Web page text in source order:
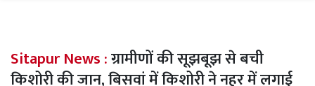
Sitapur News :ग्रामीणों की सूझबूझ से बची
किशोरी की जान, बिसवां में किशोरी ने नहर में लगाई